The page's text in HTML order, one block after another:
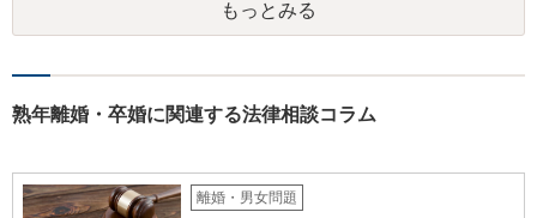
割愛しますが、 単純な足し算をした部分の表よりも多い金額が妥当と
いうことになります。 ②婚姻費用は相当額の半分10万円しか出さない
ば審判となりますが、 相手方の根拠のない主張に沿ったものになると
もっとみる
熟年離婚・卒婚に関連する法律相談コラム
離婚・男女問題